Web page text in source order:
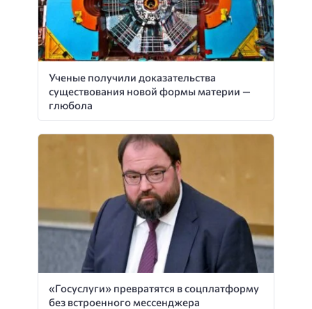
Ученые получили доказательства
существования новой формы материи —
глюбола
«Госуслуги» превратятся в соцплатформу
без встроенного мессенджера